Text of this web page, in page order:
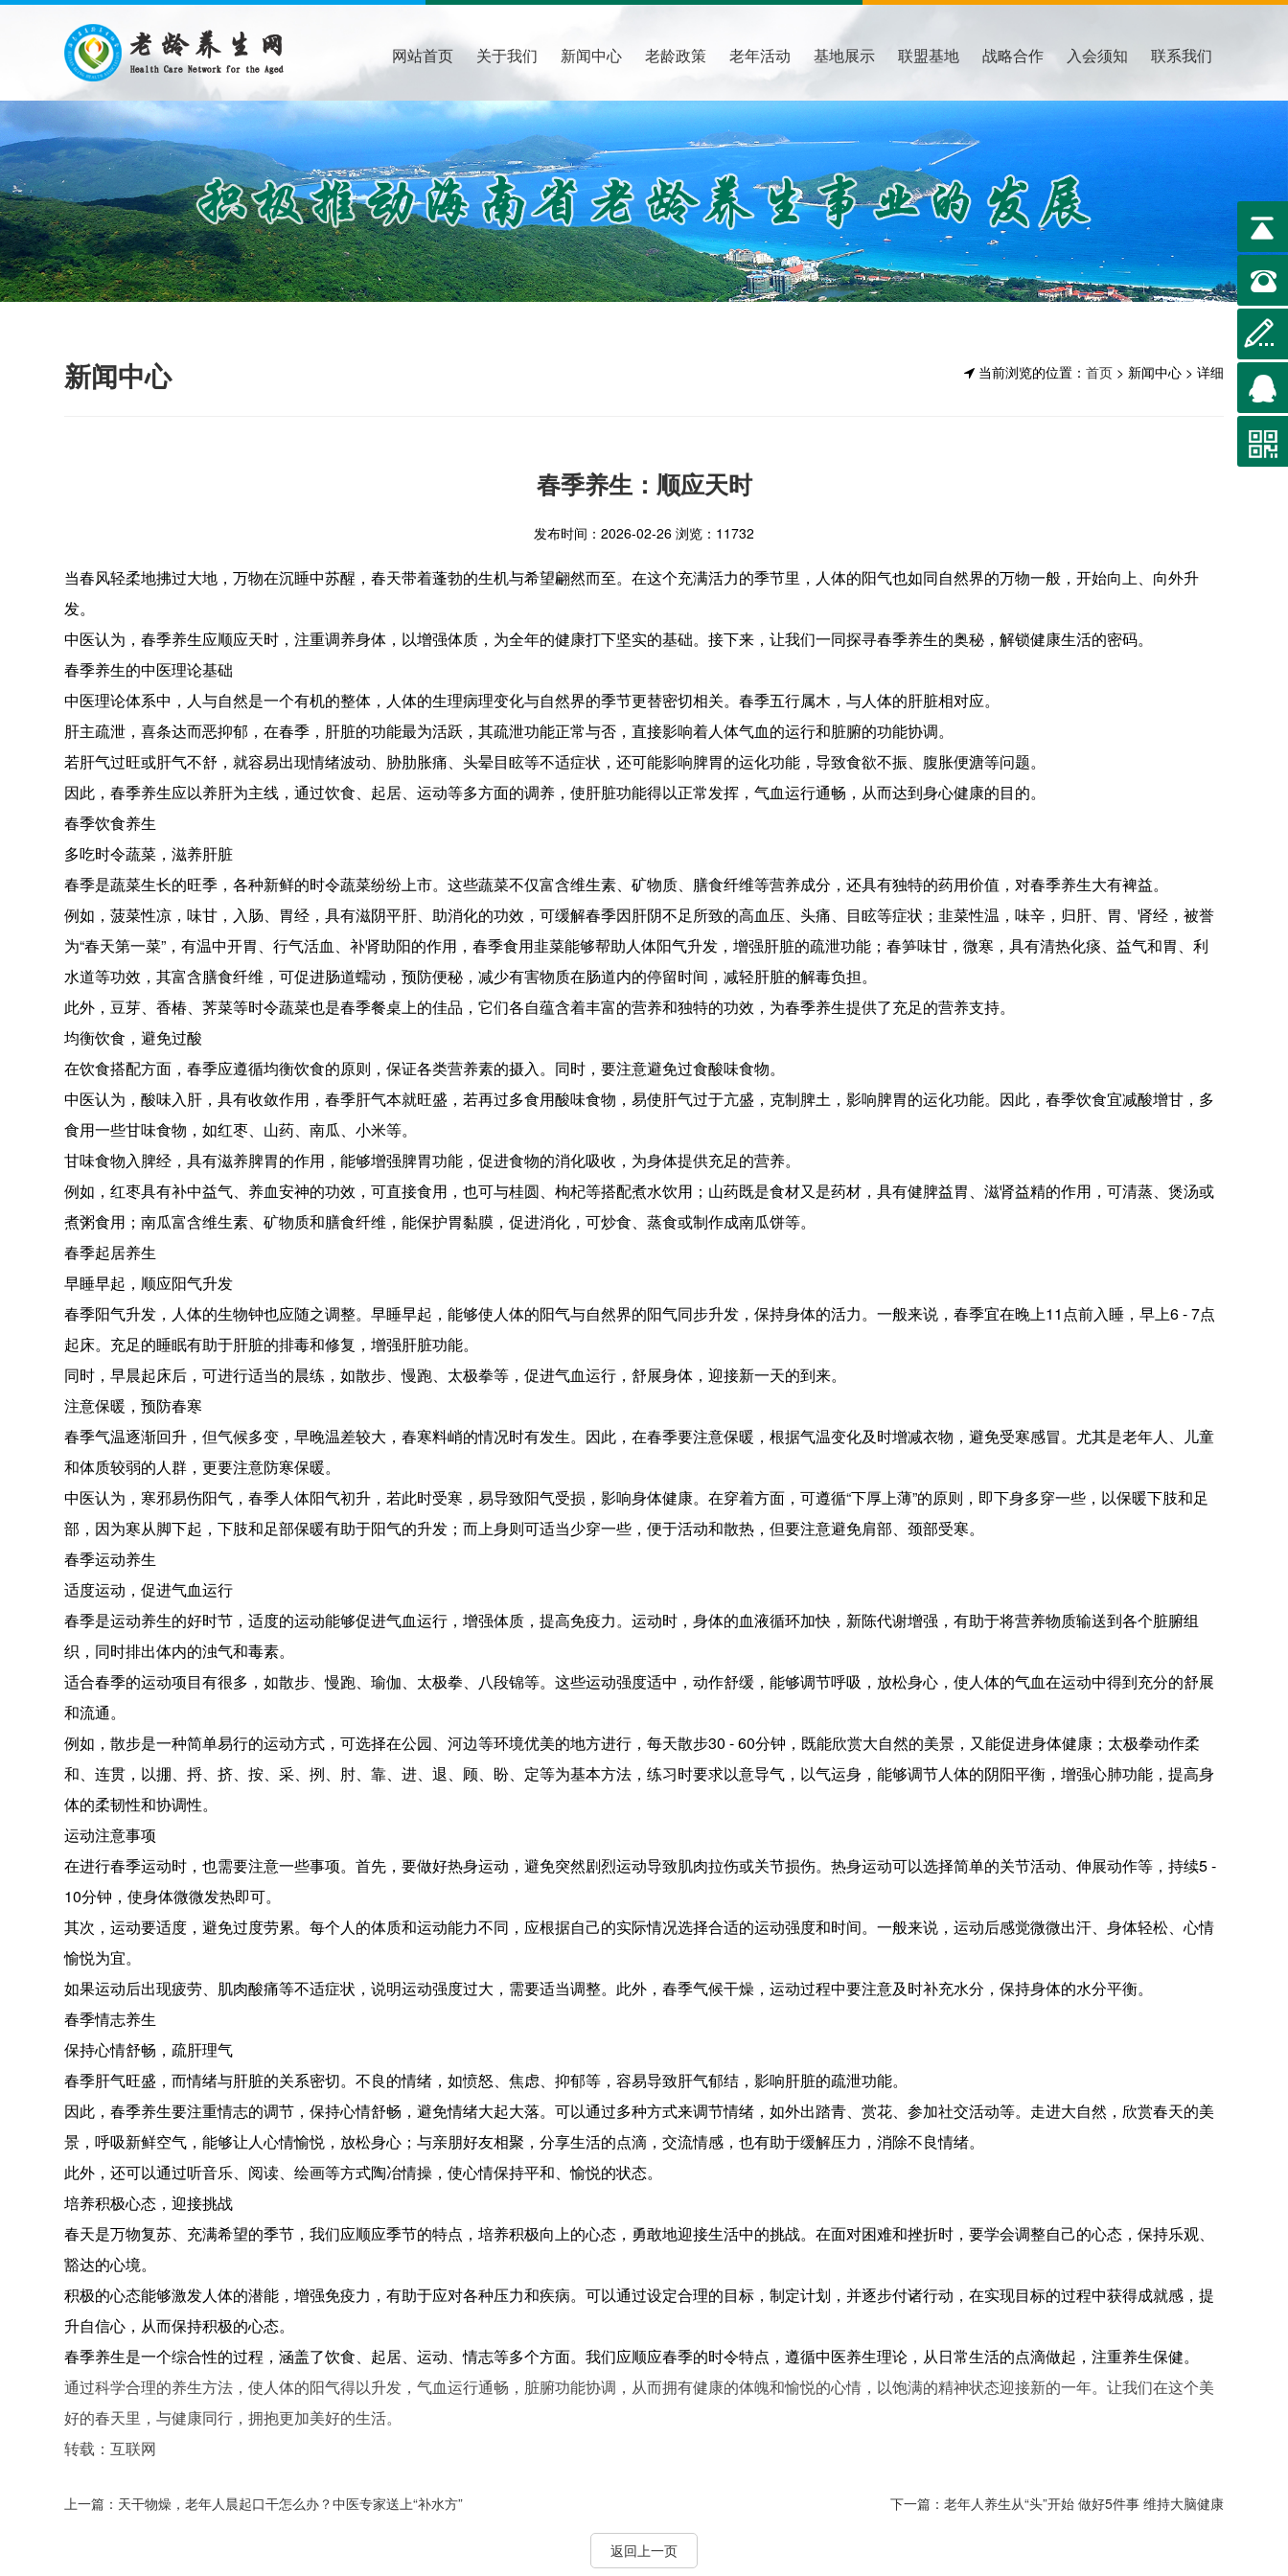
网站首页 关于我们 新闻中心 老龄政策 老年活动 基地展示 联盟基地 战略合作 入会须知 联系我们
新闻中心 当前浏览的位置： 首页> 新闻中心 > 详细
春季养生：顺应天时
发布时间：2026-02-26 浏览：11732
当春风轻柔地拂过大地，万物在沉睡中苏醒，春天带着蓬勃的生机与希望翩然而至。在这个充满活力的季节里，人体的阳气也如同自然界的万物一般，开始向上、向外升
发。
中医认为，春季养生应顺应天时，注重调养身体，以增强体质，为全年的健康打下坚实的基础。接下来，让我们一同探寻春季养生的奥秘，解锁健康生活的密码。
春季养生的中医理论基础
中医理论体系中，人与自然是一个有机的整体，人体的生理病理变化与自然界的季节更替密切相关。春季五行属木，与人体的肝脏相对应。
肝主疏泄，喜条达而恶抑郁，在春季，肝脏的功能最为活跃，其疏泄功能正常与否，直接影响着人体气血的运行和脏腑的功能协调。
若肝气过旺或肝气不舒，就容易出现情绪波动、胁肋胀痛、头晕目眩等不适症状，还可能影响脾胃的运化功能，导致食欲不振、腹胀便溏等问题。
因此，春季养生应以养肝为主线，通过饮食、起居、运动等多方面的调养，使肝脏功能得以正常发挥，气血运行通畅，从而达到身心健康的目的。
春季饮食养生
多吃时令蔬菜，滋养肝脏
春季是蔬菜生长的旺季，各种新鲜的时令蔬菜纷纷上市。这些蔬菜不仅富含维生素、矿物质、膳食纤维等营养成分，还具有独特的药用价值，对春季养生大有裨益。
例如，菠菜性凉，味甘，入肠、胃经，具有滋阴平肝、助消化的功效，可缓解春季因肝阴不足所致的高血压、头痛、目眩等症状；韭菜性温，味辛，归肝、胃、肾经，被誉
为“春天第一菜”，有温中开胃、行气活血、补肾助阳的作用，春季食用韭菜能够帮助人体阳气升发，增强肝脏的疏泄功能；春笋味甘，微寒，具有清热化痰、益气和胃、利
水道等功效，其富含膳食纤维，可促进肠道蠕动，预防便秘，减少有害物质在肠道内的停留时间，减轻肝脏的解毒负担。
此外，豆芽、香椿、荠菜等时令蔬菜也是春季餐桌上的佳品，它们各自蕴含着丰富的营养和独特的功效，为春季养生提供了充足的营养支持。
均衡饮食，避免过酸
在饮食搭配方面，春季应遵循均衡饮食的原则，保证各类营养素的摄入。同时，要注意避免过食酸味食物。
中医认为，酸味入肝，具有收敛作用，春季肝气本就旺盛，若再过多食用酸味食物，易使肝气过于亢盛，克制脾土，影响脾胃的运化功能。因此，春季饮食宜减酸增甘，多
食用一些甘味食物，如红枣、山药、南瓜、小米等。
甘味食物入脾经，具有滋养脾胃的作用，能够增强脾胃功能，促进食物的消化吸收，为身体提供充足的营养。
例如，红枣具有补中益气、养血安神的功效，可直接食用，也可与桂圆、枸杞等搭配煮水饮用；山药既是食材又是药材，具有健脾益胃、滋肾益精的作用，可清蒸、煲汤或
煮粥食用；南瓜富含维生素、矿物质和膳食纤维，能保护胃黏膜，促进消化，可炒食、蒸食或制作成南瓜饼等。
春季起居养生
早睡早起，顺应阳气升发
春季阳气升发，人体的生物钟也应随之调整。早睡早起，能够使人体的阳气与自然界的阳气同步升发，保持身体的活力。一般来说，春季宜在晚上11点前入睡，早上6 - 7点
起床。充足的睡眠有助于肝脏的排毒和修复，增强肝脏功能。
同时，早晨起床后，可进行适当的晨练，如散步、慢跑、太极拳等，促进气血运行，舒展身体，迎接新一天的到来。
注意保暖，预防春寒
春季气温逐渐回升，但气候多变，早晚温差较大，春寒料峭的情况时有发生。因此，在春季要注意保暖，根据气温变化及时增减衣物，避免受寒感冒。尤其是老年人、儿童
和体质较弱的人群，更要注意防寒保暖。
中医认为，寒邪易伤阳气，春季人体阳气初升，若此时受寒，易导致阳气受损，影响身体健康。在穿着方面，可遵循“下厚上薄”的原则，即下身多穿一些，以保暖下肢和足
部，因为寒从脚下起，下肢和足部保暖有助于阳气的升发；而上身则可适当少穿一些，便于活动和散热，但要注意避免肩部、颈部受寒。
春季运动养生
适度运动，促进气血运行
春季是运动养生的好时节，适度的运动能够促进气血运行，增强体质，提高免疫力。运动时，身体的血液循环加快，新陈代谢增强，有助于将营养物质输送到各个脏腑组
织，同时排出体内的浊气和毒素。
适合春季的运动项目有很多，如散步、慢跑、瑜伽、太极拳、八段锦等。这些运动强度适中，动作舒缓，能够调节呼吸，放松身心，使人体的气血在运动中得到充分的舒展
和流通。
例如，散步是一种简单易行的运动方式，可选择在公园、河边等环境优美的地方进行，每天散步30 - 60分钟，既能欣赏大自然的美景，又能促进身体健康；太极拳动作柔
和、连贯，以掤、捋、挤、按、采、挒、肘、靠、进、退、顾、盼、定等为基本方法，练习时要求以意导气，以气运身，能够调节人体的阴阳平衡，增强心肺功能，提高身
体的柔韧性和协调性。
运动注意事项
在进行春季运动时，也需要注意一些事项。首先，要做好热身运动，避免突然剧烈运动导致肌肉拉伤或关节损伤。热身运动可以选择简单的关节活动、伸展动作等，持续5 -
10分钟，使身体微微发热即可。
其次，运动要适度，避免过度劳累。每个人的体质和运动能力不同，应根据自己的实际情况选择合适的运动强度和时间。一般来说，运动后感觉微微出汗、身体轻松、心情
愉悦为宜。
如果运动后出现疲劳、肌肉酸痛等不适症状，说明运动强度过大，需要适当调整。此外，春季气候干燥，运动过程中要注意及时补充水分，保持身体的水分平衡。
春季情志养生
保持心情舒畅，疏肝理气
春季肝气旺盛，而情绪与肝脏的关系密切。不良的情绪，如愤怒、焦虑、抑郁等，容易导致肝气郁结，影响肝脏的疏泄功能。
因此，春季养生要注重情志的调节，保持心情舒畅，避免情绪大起大落。可以通过多种方式来调节情绪，如外出踏青、赏花、参加社交活动等。走进大自然，欣赏春天的美
景，呼吸新鲜空气，能够让人心情愉悦，放松身心；与亲朋好友相聚，分享生活的点滴，交流情感，也有助于缓解压力，消除不良情绪。
此外，还可以通过听音乐、阅读、绘画等方式陶冶情操，使心情保持平和、愉悦的状态。
培养积极心态，迎接挑战
春天是万物复苏、充满希望的季节，我们应顺应季节的特点，培养积极向上的心态，勇敢地迎接生活中的挑战。在面对困难和挫折时，要学会调整自己的心态，保持乐观、
豁达的心境。
积极的心态能够激发人体的潜能，增强免疫力，有助于应对各种压力和疾病。可以通过设定合理的目标，制定计划，并逐步付诸行动，在实现目标的过程中获得成就感，提
升自信心，从而保持积极的心态。
春季养生是一个综合性的过程，涵盖了饮食、起居、运动、情志等多个方面。我们应顺应春季的时令特点，遵循中医养生理论，从日常生活的点滴做起，注重养生保健。
通过科学合理的养生方法，使人体的阳气得以升发，气血运行通畅，脏腑功能协调，从而拥有健康的体魄和愉悦的心情，以饱满的精神状态迎接新的一年。让我们在这个美
好的春天里，与健康同行，拥抱更加美好的生活。
转载：互联网
上一篇：天干物燥，老年人晨起口干怎么办？中医专家送上“补水方” 下一篇：老年人养生从“头”开始 做好5件事 维持大脑健康
返回上一页